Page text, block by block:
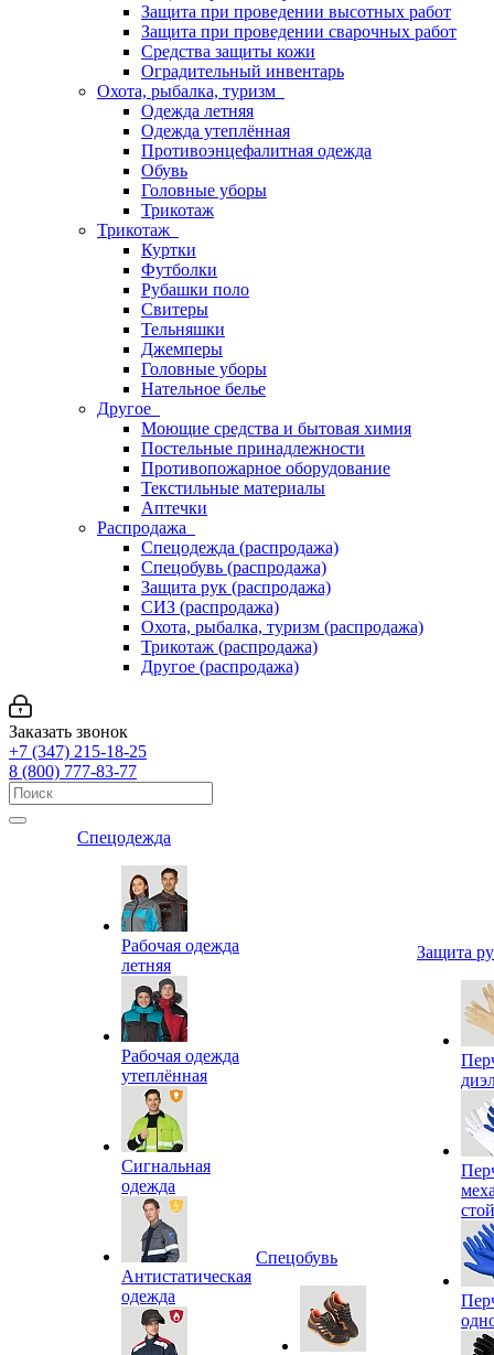
Защита при проведении высотных работ
Защита при проведении сварочных работ
Средства защиты кожи
Оградительный инвентарь
Охота, рыбалка, туризм
Одежда летняя
Одежда утеплённая
Противоэнцефалитная одежда
Обувь
Головные уборы
Трикотаж
Трикотаж
Куртки
Футболки
Рубашки поло
Свитеры
Тельняшки
Джемперы
Головные уборы
Нательное белье
Другое
Моющие средства и бытовая химия
Постельные принадлежности
Противопожарное оборудование
Текстильные материалы
Аптечки
Распродажа
Спецодежда (распродажа)
Спецобувь (распродажа)
Защита рук (распродажа)
СИЗ (распродажа)
Охота, рыбалка, туризм (распродажа)
Трикотаж (распродажа)
Другое (распродажа)
Заказать звонок
+7 (347) 215-18-25
8 (800) 777-83-77
Спецодежда
Рабочая одежда
летняя
Рабочая одежда
утеплённая
Сигнальная
одежда
Антистатическая
одежда
Спецобувь
Защита